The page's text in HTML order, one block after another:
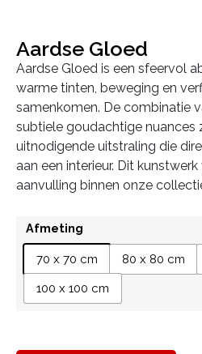
Aardse Gloed
Aardse Gloed is een sfeervol
warme tinten, beweging en
samenkomen. De combinatie
subtiele goudachtige nuances
uitnodigende uitstraling die
aan een interieur. Dit
aanvulling binnen onze
Afmeting
70 x 70 cm 80 x 80 cm
100 x 100 cm